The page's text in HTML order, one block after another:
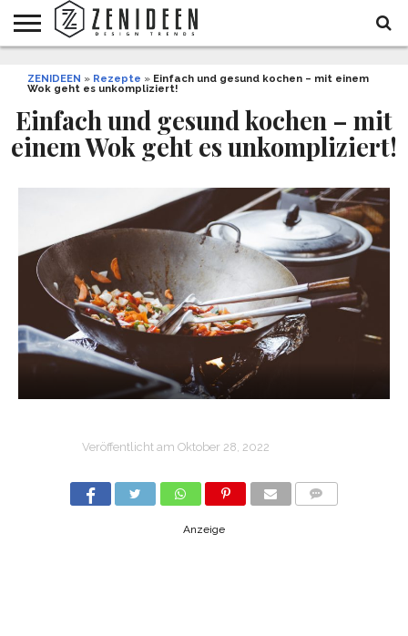
INNENDESIGN
ARCHITEKTUR
GARTEN
UND
LIFESTYLE
DEKO
&
DIY
STYLE
REZEPTE
GESUNDHEIT
WEIHNACHTEN
ZENIDEEN » Rezepte » Einfach und gesund kochen – mit einem
Wok geht es unkompliziert!
Einfach und gesund kochen – mit
einem Wok geht es unkompliziert!
Veröffentlicht am Oktober 28, 2022
Anzeige